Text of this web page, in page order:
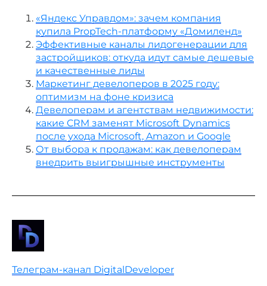
«Яндекс Управдом»: зачем компания
купила PropTech-платформу «Домиленд»
Эффективные каналы лидогенерации для
застройщиков: откуда идут самые дешевые
и качественные лиды
Маркетинг девелоперов в 2025 году:
оптимизм на фоне кризиса
Девелоперам и агентствам недвижимости:
какие CRM заменят Microsoft Dynamics
после ухода Microsoft, Amazon и Google
От выбора к продажам: как девелоперам
внедрить выигрышные инструменты
Телеграм-канал DigitalDeveloper